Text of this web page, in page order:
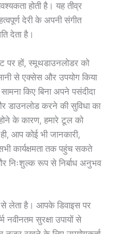
होती है। यह तीव्र
देरी के अपनी संगीत
देता है।
पर हों, स्मूथडाउनलोडर को
से एक्सेस और उपयोग किया
किए बिना अपने पसंदीदा
डाउनलोड करने की सुविधा का
के कारण, हमारे टूल को
आप कोई भी जानकारी,
कार्यक्षमता तक पहुंच सकते
निःशुल्क रूप से निर्बाध अनुभव
से लेता है। आपके डिवाइस पर
नवीनतम सुरक्षा उपायों से